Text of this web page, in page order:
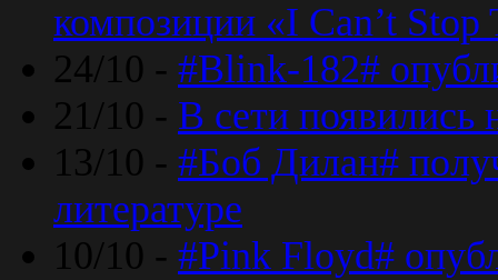
композиции «I Can’t
24/10 - #Blink-182#
21/10 - В сети появились
13/10 - #Боб Дилан#
литературе
10/10 - #Pink Floyd#